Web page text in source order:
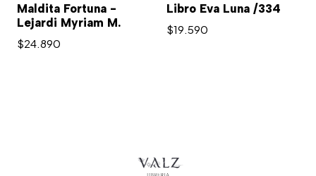
Maldita Fortuna -
Lejardi Myriam M.
$24.890
Libro Eva Luna /334
$19.590